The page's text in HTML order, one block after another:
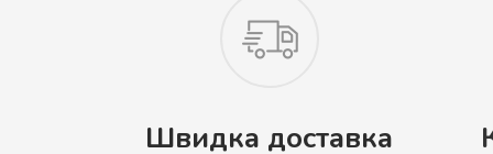
Швидка доставка